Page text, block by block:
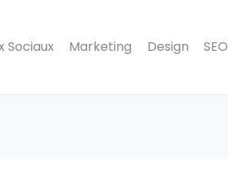
Sociaux Marketing Design SEO